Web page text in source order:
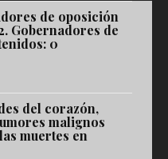
de oposición
Gobernadores de
0
del corazón,
malignos
muertes en